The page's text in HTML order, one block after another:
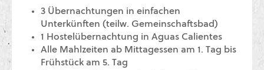
3 Übernachtungen in einfachen
Unterkünften (teilw. Gemeinschaftsbad)
1 Hostelübernachtung in Aguas Calientes
Alle Mahlzeiten ab Mittagessen am 1. Tag bis
Frühstück am 5. Tag